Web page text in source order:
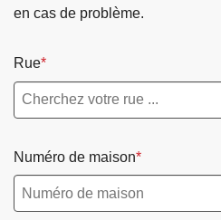
en cas de problème.
Rue
Numéro de maison